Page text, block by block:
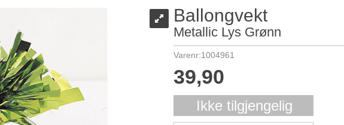
Ballongvekt
Metallic Lys Grønn
Varenr:1004961
39,90
Ikke tilgjengelig